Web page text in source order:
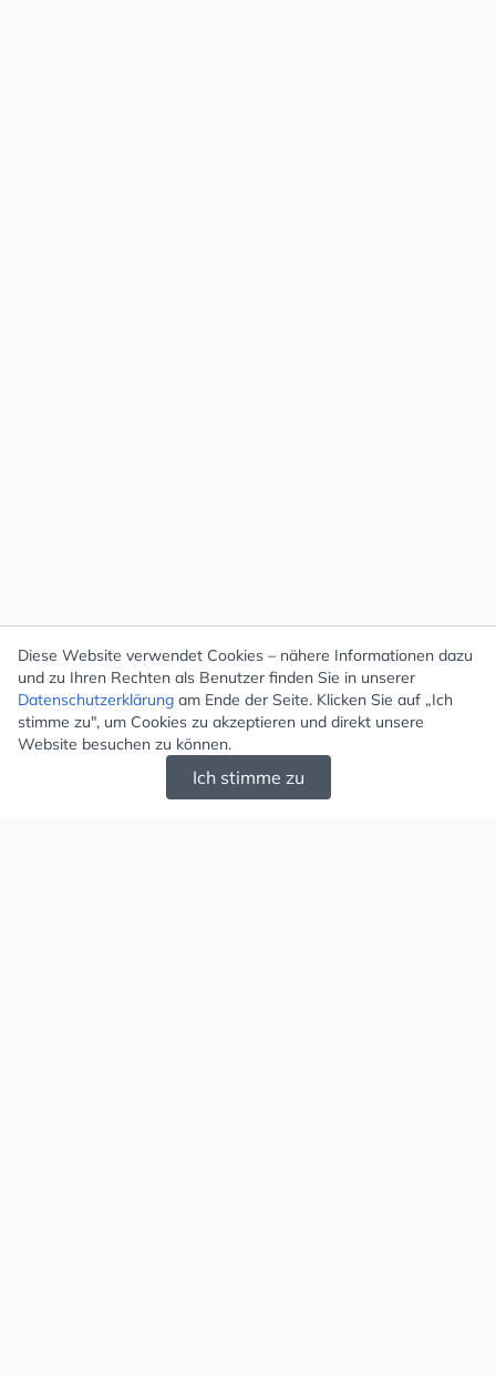
Diese Website verwendet Cookies – nähere Informationen dazu
und zu Ihren Rechten als Benutzer finden Sie in unserer
Datenschutzerklärung am Ende der Seite. Klicken Sie auf „Ich
stimme zu", um Cookies zu akzeptieren und direkt unsere
Website besuchen zu können.
Ich stimme zu